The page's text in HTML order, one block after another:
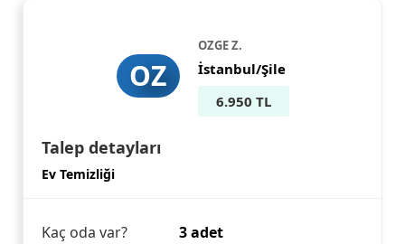
OZ
OZGE Z.
İstanbul/Şile
6.950 TL
Talep detayları
Ev Temizliği
Kaç oda var?
3 adet